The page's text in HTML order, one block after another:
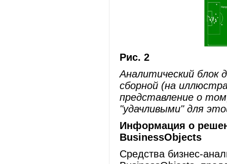
Рис. 2
Аналитический блок
сборной (на
представление о
"удачливыми" для
Информация о
BusinessObjects
Средства бизнес-